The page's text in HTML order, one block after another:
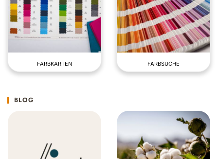
FARBKARTEN FARBSUCHE
BLOG